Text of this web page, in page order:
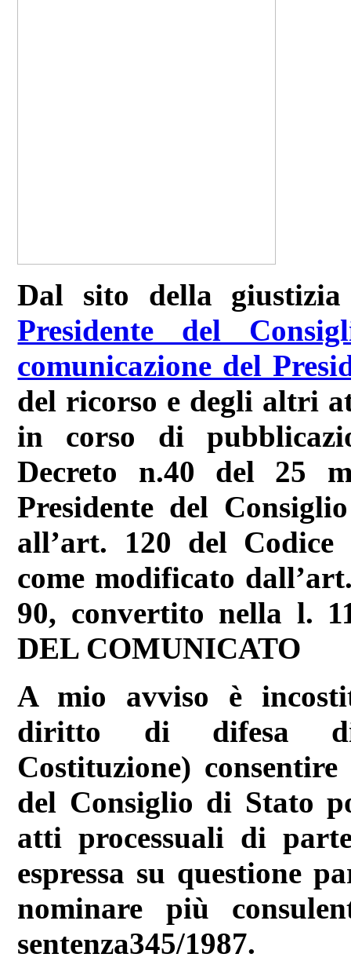
Dal sito della
Presidente del
comunicazione del
del ricorso e degli altri
in corso di
Decreto n.40 del 25
Presidente del
all’art. 120 del Codice
come modificato
90, convertito nella l.
DEL COMUNICATO
A mio avviso è
diritto di difesa
Costituzione)
del Consiglio di Stato
atti processuali di
espressa su questione
nominare più
sentenza345/1987.